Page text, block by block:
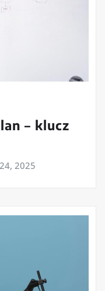
– klucz
2025